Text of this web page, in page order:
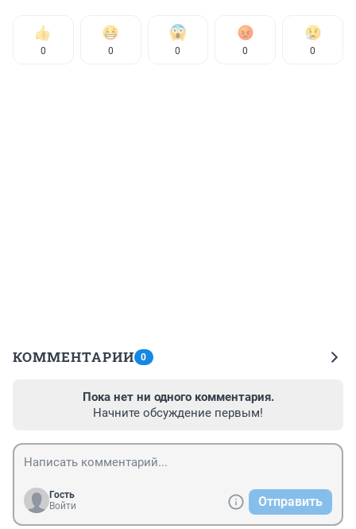
0 0 0 0 0
КОММЕНТАРИИ 0
Пока нет ни одного комментария.
Начните обсуждение первым!
Гость
Войти
Отправить